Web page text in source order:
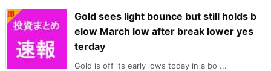
Gold sees light bounce but still holds b
elow March low after break lower yes
terday
Gold is off its early lows today in a bo ...